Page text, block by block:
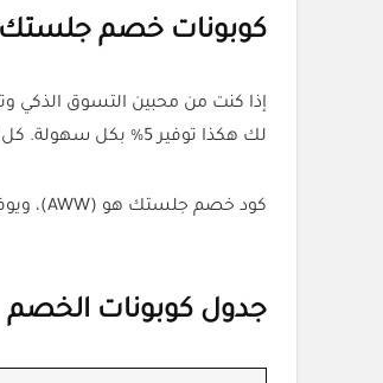
كوبونات خصم جلستك
إذا كنت من محبين التسوق
لك هكذا توفير 5% بكل سهولة. كل اللي عليك إنك تستخدم الكوبون الصح وتبدأ تستمتع بأفضل العروض والتخفيضات الحصرية من منصة كل الكوبونات.
كود خصم جلستك هو (AWW)، ويوفر خصم يصل إلى 5% على أول جلسة. يمكن استخدام هذا الكود لتفعيل الخصم عند حجز جلسة عبر التطبيق.
جدول كوبونات الخصم